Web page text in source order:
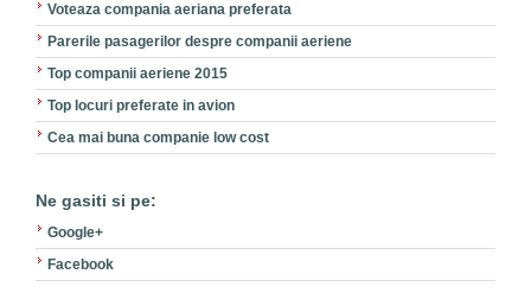
Voteaza compania aeriana preferata
Parerile pasagerilor despre companii aeriene
Top companii aeriene 2015
Top locuri preferate in avion
Cea mai buna companie low cost
Ne gasiti si pe:
Google+
Facebook